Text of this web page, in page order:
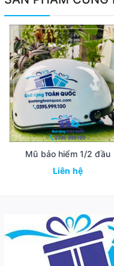
Mũ bảo hiểm 1/2 đầu
Liên hệ